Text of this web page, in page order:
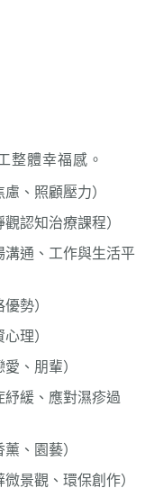
整體幸福感。
、照顧壓力）
認知治療課程）
溝通、工作與生活平
勢）
理）
、朋輩）
紓緩、應對濕疹過
、園藝）
景觀、環保創作）